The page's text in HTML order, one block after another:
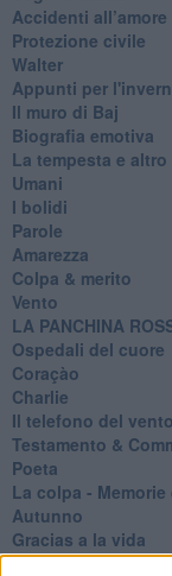
Accidenti all’amore
Protezione civile
Walter
Appunti per
Il muro di Baj
Biografia emotiva
La tempesta e altro
Umani
I bolidi
Parole
Amarezza
Colpa & merito
Vento
​LA PANCHINA
Ospedali del cuore
Coraçào
Charlie
Il telefono del vento
Testamento &
Poeta
​La colpa -
Autunno
Gracias a la vida
Somnium